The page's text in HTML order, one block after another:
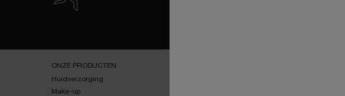
ONZE PRODUCTEN
Huidverzorging
Make-up